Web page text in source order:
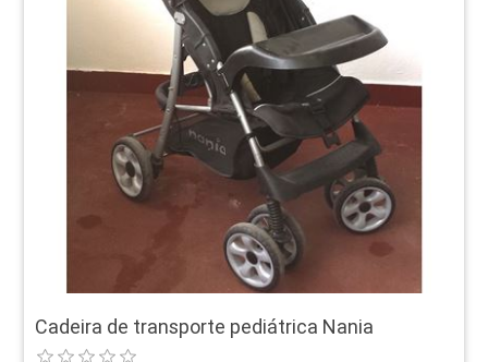
Cadeira de transporte pediátrica Nania